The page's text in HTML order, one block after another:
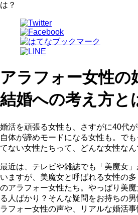
は？
アラフォー女性の
結婚への考え方と
婚活を頑張る女性も、さすがに40代
自体が諦めモードになる女性も。で
てない女性たちって、どんな女性なん
最近は、テレビや雑誌でも「美魔女
いますが、美魔女と呼ばれる女性の
のアラフォー女性たち。やっぱり美
る人ばかり？そんな疑問をお持ちの
ラフォー女性の声や、リアルな婚活